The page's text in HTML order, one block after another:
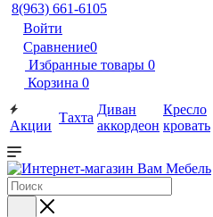
8(963) 661-6105
Войти
Сравнение0
Избранные товары 0
Корзина 0
Акции
Тахта
Диван
аккордеон
Кресло
кровать